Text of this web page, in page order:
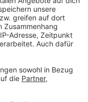
Doch wenn er
und